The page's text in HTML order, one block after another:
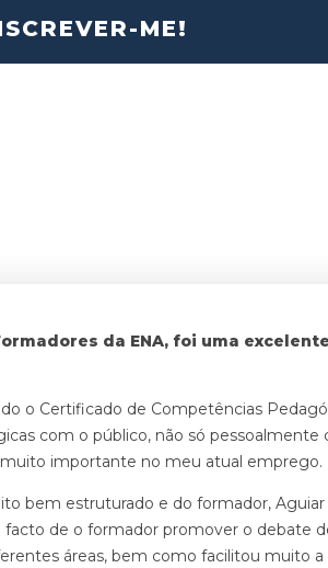
ME!
da ENA, foi uma
o Certificado de Competências
com o público, não só
importante no meu atual emprego.
bem estruturado e do formador,
de o formador promover o debate
áreas, bem como facilitou muito a